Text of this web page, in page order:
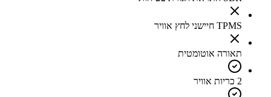
TPMS חיישני לחץ אוויר
תאורה אוטומטית
2 כריות אוויר